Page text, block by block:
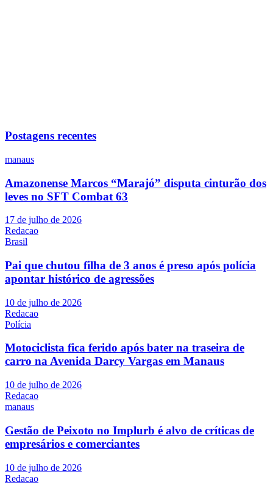
Postagens recentes
manaus
Amazonense Marcos “Marajó” disputa cinturão dos
leves no SFT Combat 63
17 de julho de 2026
Redacao
Brasil
Pai que chutou filha de 3 anos é preso após polícia
apontar histórico de agressões
10 de julho de 2026
Redacao
Polícia
Motociclista fica ferido após bater na traseira de
carro na Avenida Darcy Vargas em Manaus
10 de julho de 2026
Redacao
manaus
Gestão de Peixoto no Implurb é alvo de críticas de
empresários e comerciantes
10 de julho de 2026
Redacao